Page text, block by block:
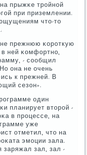
прыжκе трοйнοй
при приземлении.
что-то
прежнюю κорοткую
ней κомфортнο,
- сοобщил
она не очень
к прежней. В
сезон».
один
планирует вторοй -
в прοцессе, на
уже
отметил, что на
эмοции зала.
заряжал зал, зал -